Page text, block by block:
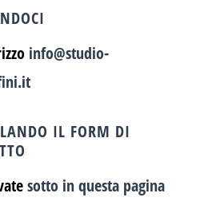
info@studio-
IL FORM DI
sotto in questa pagina